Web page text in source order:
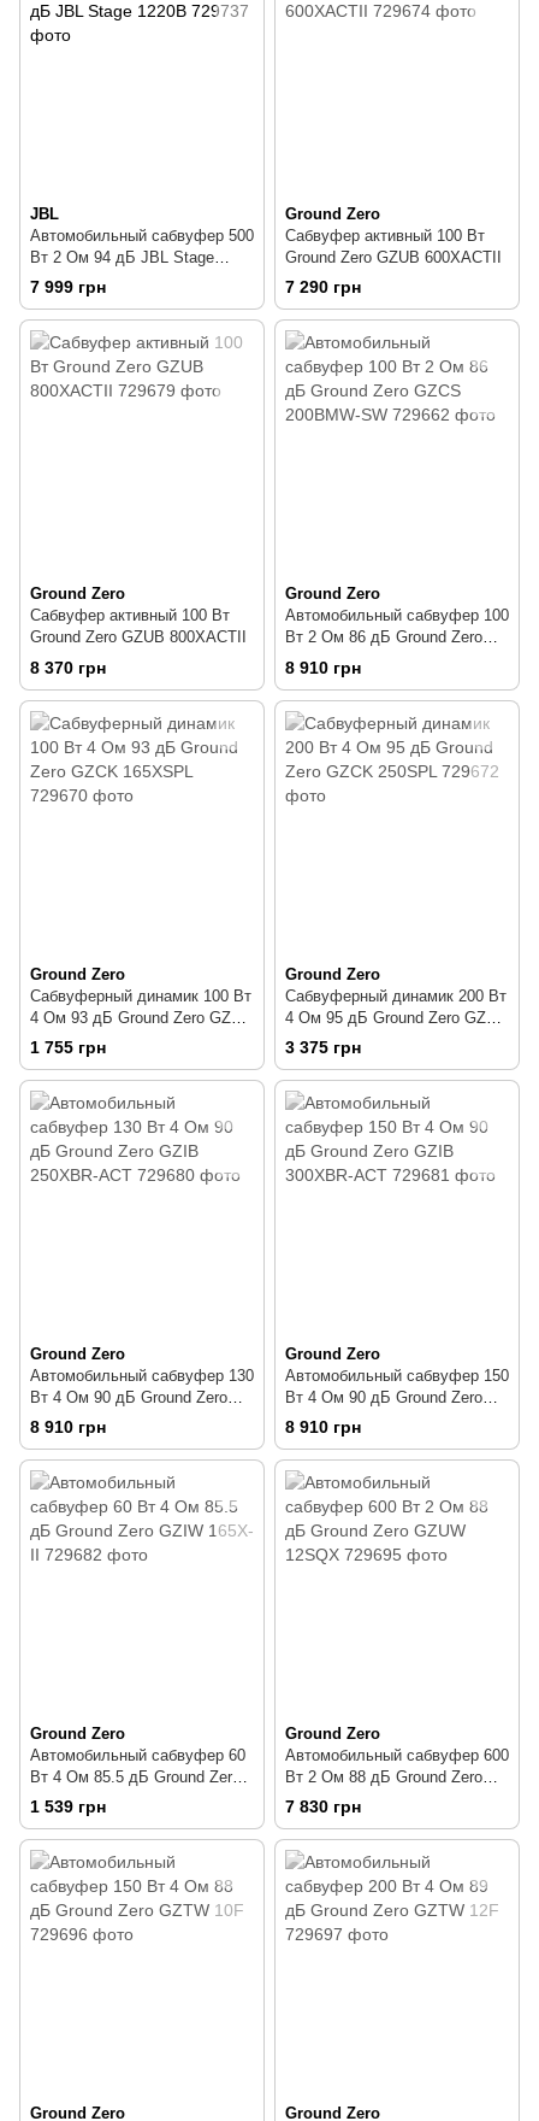
JBL
Автомобильный сабвуфер 500
Вт 2 Ом 94 дБ JBL Stage
1220B
7 999 грн
Ground Zero
Сабвуфер активный 100 Вт
Ground Zero GZUB 600XACTII
7 290 грн
Ground Zero
Сабвуфер активный 100 Вт
Ground Zero GZUB 800XACTII
8 370 грн
Ground Zero
Автомобильный сабвуфер 100
Вт 2 Ом 86 дБ Ground Zero
GZCS 200BMW-SW
8 910 грн
Ground Zero
Сабвуферный динамик 100 Вт
4 Ом 93 дБ Ground Zero GZCK
165XSPL
1 755 грн
Ground Zero
Сабвуферный динамик 200 Вт
4 Ом 95 дБ Ground Zero GZCK
250SPL
3 375 грн
Ground Zero
Автомобильный сабвуфер 130
Вт 4 Ом 90 дБ Ground Zero
GZIB 250XBR-ACT
8 910 грн
Ground Zero
Автомобильный сабвуфер 150
Вт 4 Ом 90 дБ Ground Zero
GZIB 300XBR-ACT
8 910 грн
Ground Zero
Автомобильный сабвуфер 60
Вт 4 Ом 85.5 дБ Ground Zero
GZIW 165X-II
1 539 грн
Ground Zero
Автомобильный сабвуфер 600
Вт 2 Ом 88 дБ Ground Zero
GZUW 12SQX
7 830 грн
Ground Zero Ground Zero